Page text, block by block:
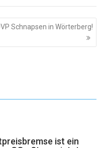
Schnapsen in Wörterberg!
ist ein